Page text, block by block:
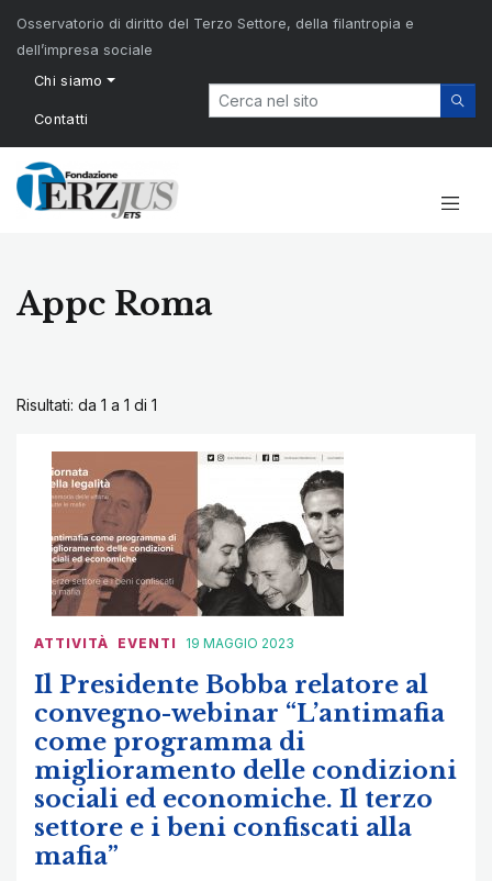
Osservatorio di diritto del Terzo Settore, della filantropia e
dell’impresa sociale
Chi siamo
Contatti
Appc Roma
Risultati: da 1 a 1 di 1
ATTIVITÀ EVENTI 19 MAGGIO 2023
Il Presidente Bobba relatore al
convegno-webinar “L’antimafia
come programma di
miglioramento delle condizioni
sociali ed economiche. Il terzo
settore e i beni confiscati alla
mafia”